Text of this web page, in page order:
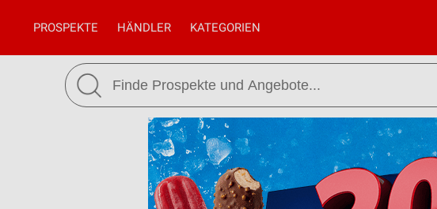
PROSPEKTE HÄNDLER KATEGORIEN